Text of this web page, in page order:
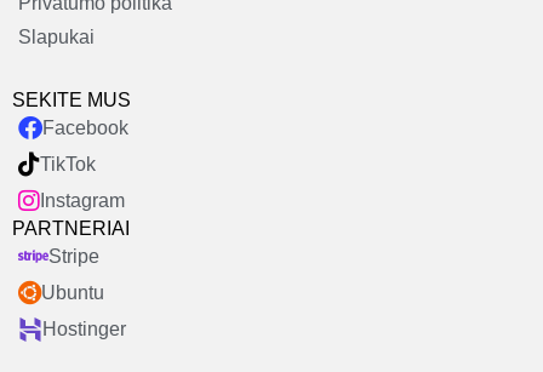
Slapukai
SEKITE MUS
Facebook
TikTok
Instagram
PARTNERIAI
Stripe
Ubuntu
Hostinger